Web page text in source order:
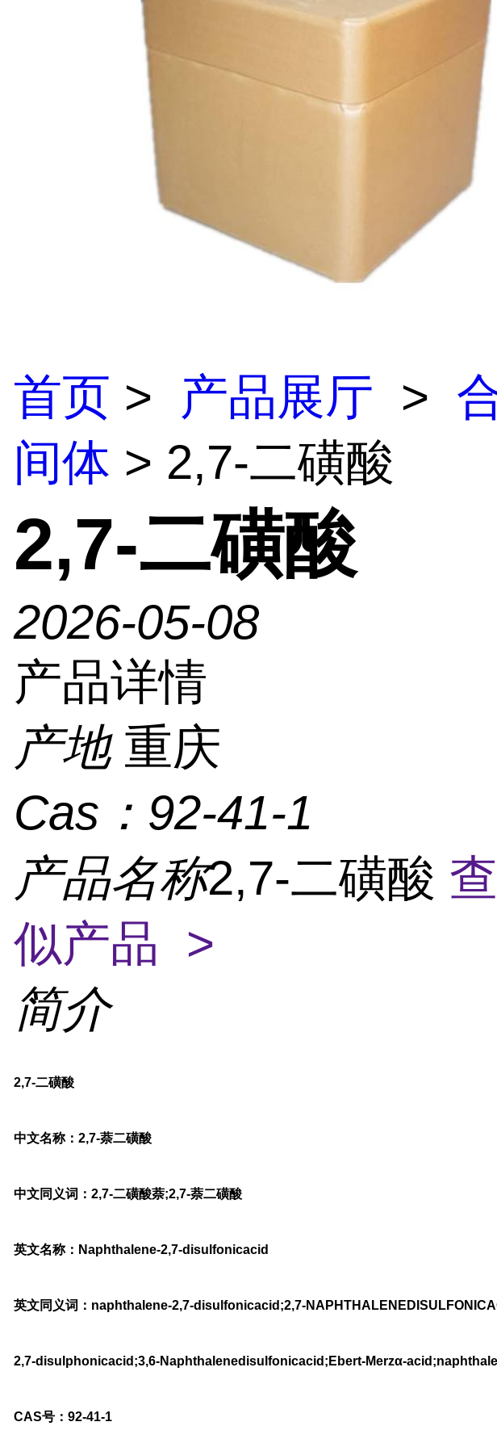
首页 > 产品展厅 >
间体 > 2,7-二磺酸
2,7-二磺酸
2026-05-08
产品详情
产地 重庆
Cas： 92-41-1
产品名称2,7-二磺酸
似产品 >
简介
2,7-二磺酸
中文名称：2,7-萘二磺酸
中文同义词：2,7-二磺酸萘;2,7-萘二磺酸
英文名称：Naphthalene-2,7-disulfonicacid
英文同义词：naphthalene-2,7-disulfonicacid;2,7-
2,7-disulphonicacid;3,6-Naphthalenedisulfonicacid;Ebert-Merzα-
CAS号：92-41-1